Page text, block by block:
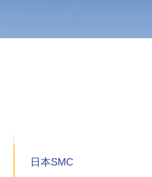
日本SMC